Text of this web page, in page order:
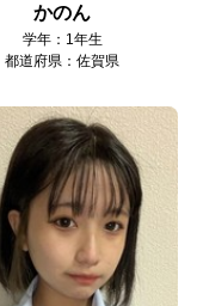
かのん
学年：1年生
都道府県：佐賀県